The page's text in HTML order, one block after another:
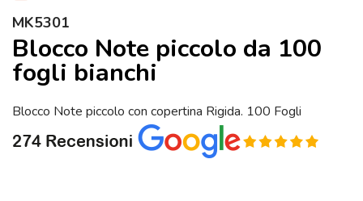
Home »
(MK5301)
MK5301
Blocco Note piccolo da 100
fogli bianchi
Blocco Note piccolo con copertina Rigida. 100 Fogli